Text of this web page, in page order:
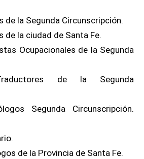
de la Segunda Circunscripción.
de la ciudad de Santa Fe.
Ocupacionales de la Segunda
de la Segunda
Segunda Circunscripción.
de la Provincia de Santa Fe.